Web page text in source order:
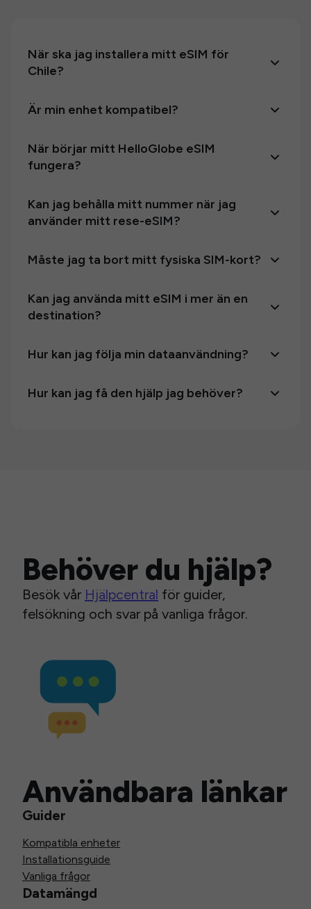
När ska jag installera mitt eSIM för
Chile?
Är min enhet kompatibel?
När börjar mitt HelloGlobe eSIM
fungera?
Kan jag behålla mitt nummer när jag
använder mitt rese-eSIM?
Måste jag ta bort mitt fysiska SIM-kort?
Kan jag använda mitt eSIM i mer än en
destination?
Hur kan jag följa min dataanvändning?
Hur kan jag få den hjälp jag behöver?
Behöver du hjälp?
Besök vår Hjälpcentral för guider,
felsökning och svar på vanliga frågor.
Användbara länkar
Guider
Kompatibla enheter
Installationsguide
Vanliga frågor
Datamängd